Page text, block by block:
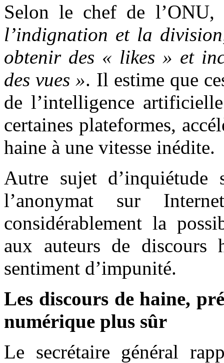
Selon le chef de l’ONU,
l’indignation et la
obtenir des « likes » et
des vues ». Il estime que
de l’intelligence
certaines plateformes,
haine à une vitesse inédite.
Autre sujet
l’anonymat sur
considérablement la
aux auteurs de discours
sentiment d’impunité.
Les discours de haine,
numérique plus sûr
Le secrétaire général